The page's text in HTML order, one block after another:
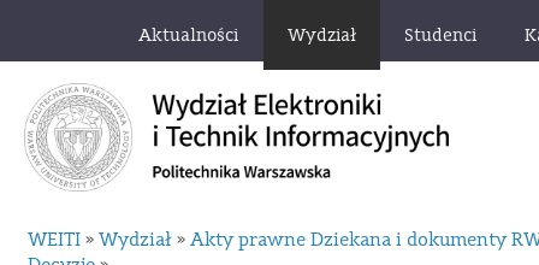
Aktualności Wydział Studenci
WEITI » Wydział » Akty prawne Dziekana i dokumenty